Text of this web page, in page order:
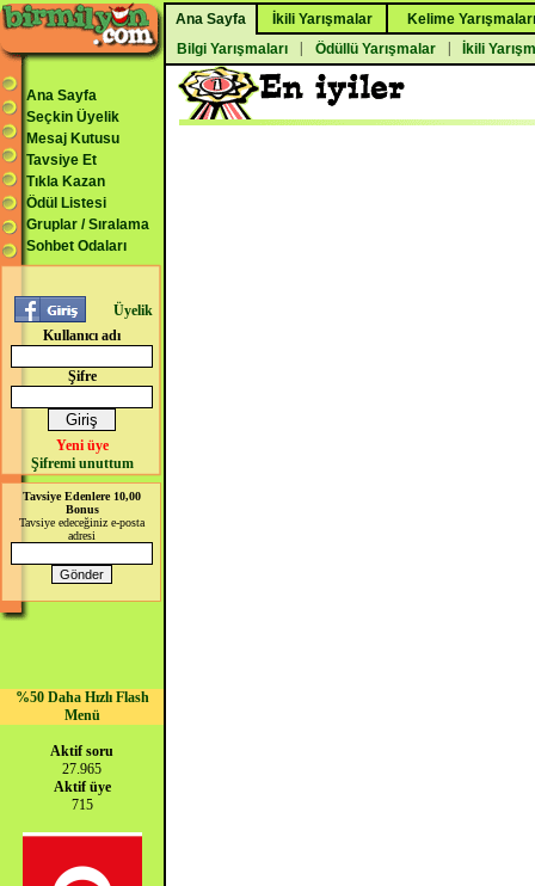
Ana Sayfa İkili Yarışmalar
Kelime Yarışmaları
Bilgi Yarışmaları
Ödüllü Yarışmalar İkili
Ana Sayfa
Seçkin Üyelik
Mesaj Kutusu
Tavsiye Et
Tıkla Kazan
Ödül Listesi
Gruplar / Sıralama
Sohbet Odaları
Üyelik
Kullanıcı adı
Şifre
Yeni üye
Şifremi unuttum
Tavsiye Edenlere 10,00
Bonus
Tavsiye edeceğiniz e-posta
adresi
%50 Daha Hızlı Flash
Menü
Aktif soru
27.965
Aktif üye
715